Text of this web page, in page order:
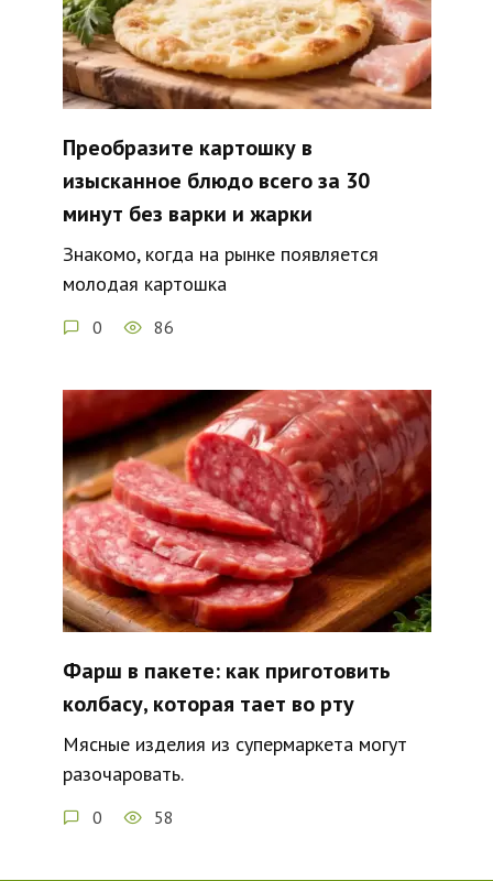
Преобразите картошку в
изысканное блюдо всего за 30
минут без варки и жарки
Знакомо, когда на рынке появляется
молодая картошка
0 86
Фарш в пакете: как приготовить
колбасу, которая тает во рту
Мясные изделия из супермаркета могут
разочаровать.
0 58